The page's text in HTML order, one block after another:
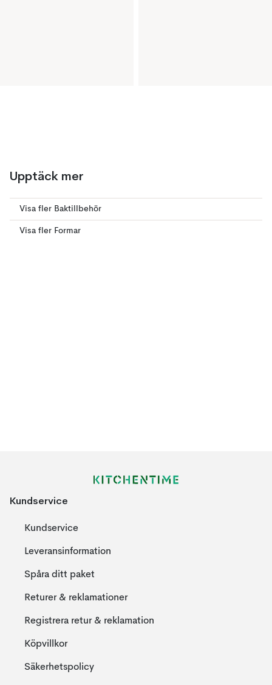
Upptäck mer
Visa fler Baktillbehör
Visa fler Formar
Kundservice
Kundservice
Leveransinformation
Spåra ditt paket
Returer & reklamationer
Registrera retur & reklamation
Köpvillkor
Säkerhetspolicy